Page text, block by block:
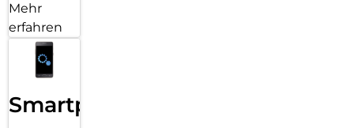
Mehr
erfahren
Smartphone